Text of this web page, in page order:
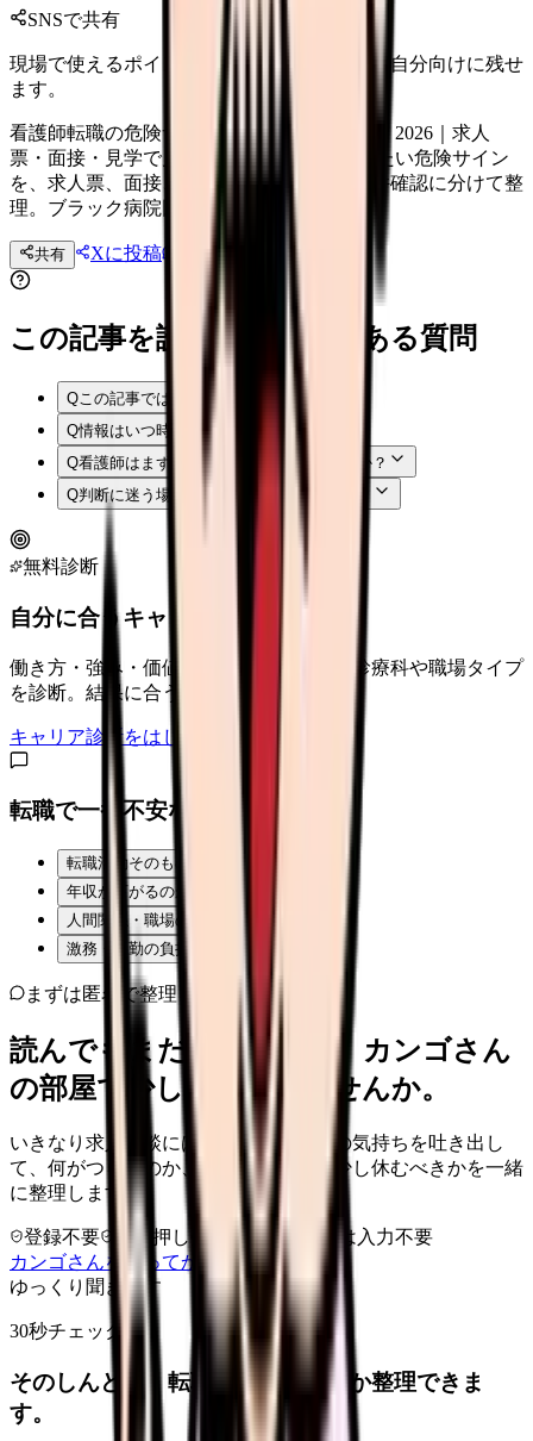
SNSで共有
現場で使えるポイントを、同僚やあとで読む自分向けに残せ
ます。
看護師転職の危険サイン完全チェックリスト 2026｜求人
票・面接・見学で見抜く 看護師転職で避けたい危険サイン
を、求人票、面接、職場見学、内定後の条件確認に分けて整
理。ブラック病院回避のチェックリスト。
共有 Xに投稿 LINE 投稿文コピー
この記事を読む前後によくある質問
Qこの記事では何を確認できますか？
Q情報はいつ時点のものですか？
Q看護師はまず何から確認すればよいですか？
Q判断に迷う場合はどうすればよいですか？
無料診断
自分に合うキャリアタイプは？
働き方・強み・価値観から、向いている診療科や職場タイプ
を診断。結果に合う求人も表示。
キャリア診断をはじめる
転職で一番不安なことは？
転職活動そのものが不安
年収が下がるのが怖い
人間関係・職場の雰囲気
激務・夜勤の負担
まずは匿名で整理
読んでもまだ苦しいなら、カンゴさん
の部屋で少し話してみませんか。
いきなり求人相談には進みません。今の気持ちを吐き出し
て、何がつらいのか、辞めるべきか、少し休むべきかを一緒
に整理します。
登録不要 求人押し売りなし
病院名は入力不要
カンゴさんを知ってから相談する
ゆっくり聞きます
30秒チェック
そのしんどさ、転職すべきサインか整理できま
す。